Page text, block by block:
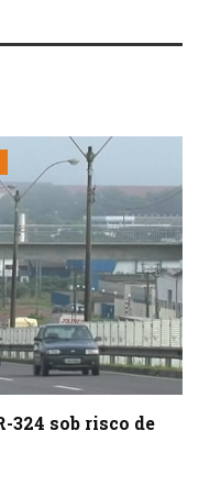
324 sob risco de